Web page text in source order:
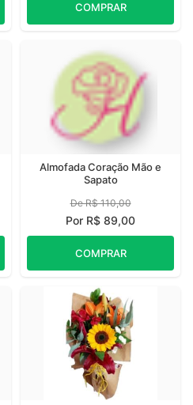
COMPRAR
Almofada Coração Mão e
Sapato
De R$ 110,00
Por R$ 89,00
COMPRAR